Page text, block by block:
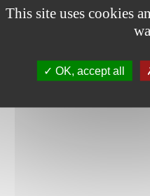
This site uses cookies
OK, accept all